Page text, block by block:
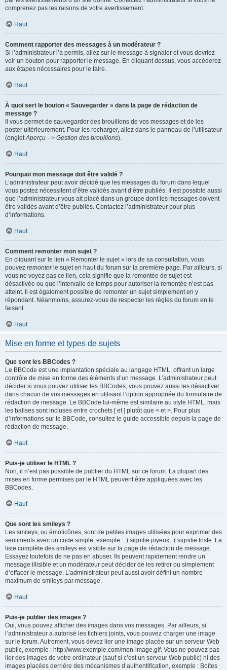
comprenez pas les raisons de votre avertissement.
Haut
Comment rapporter des messages à un modérateur ?
Si l’administrateur l’a permis, allez sur le message à signaler et vous devriez
voir un bouton pour rapporter le message. En cliquant dessus, vous accéderez
aux étapes nécessaires pour le faire.
Haut
À quoi sert le bouton « Sauvegarder » dans la page de rédaction de
message ?
Il vous permet de sauvegarder des brouillons de vos messages et de les
poster ultérieurement. Pour les recharger, allez dans le panneau de l’utilisateur
(ongletAperçu --> Gestion des brouillons).
Haut
Pourquoi mon message doit être validé ?
L’administrateur peut avoir décidé que les messages du forum dans lequel
vous postez nécessitent d’être validés avant d’être publiés. Il est possible aussi
que l’administrateur vous ait placé dans un groupe dont les messages doivent
être validés avant d’être publiés. Contactez l’administrateur pour plus
d’informations.
Haut
Comment remonter mon sujet ?
En cliquant sur le lien « Remonter le sujet » lors de sa consultation, vous
pouvez remonterle sujet en haut du forum sur la première page. Par ailleurs, si
vous ne voyez pas ce lien, cela signifie que la remontée de sujet est
désactivée ou que l’intervalle de temps pour autoriser la remontée n’est pas
atteint. Il est également possible de remonter un sujet simplement en y
répondant. Néanmoins, assurez-vous de respecter les règles du forum en le
faisant.
Haut
Mise en forme et types de sujets
Que sont les BBCodes ?
Le BBCode est une implantation spéciale au langage HTML, offrant un large
contrôle de mise en forme des éléments d’un message. L’administrateur peut
décider si vous pouvez utiliser les BBCodes, vous pouvez aussi les désactiver
dans chacun de vos messages en utilisant l’option appropriée du formulaire de
rédaction de message. Le BBCode lui-même est similaire au style HTML, mais
les balises sont incluses entre crochets [ et ] plutôt que < et >. Pour plus
d’informations sur le BBCode, consultez le guide accessible depuis la page de
rédaction de message.
Haut
Puis-je utiliser le HTML ?
Non, il n’est pas possible de publier du HTML sur ce forum. La plupart des
mises en forme permises par le HTML peuvent être appliquées avec les
BBCodes.
Haut
Que sont les smileys ?
Les smileys, ou émoticônes, sont de petites images utilisées pour exprimer des
sentiments avec un code simple, exemple : :) signifie joyeux, :( signifie triste. La
liste complète des smileys est visible sur la page de rédaction de message.
Essayez toutefois de ne pas en abuser. Ils peuvent rapidement rendre un
message illisible et un modérateur peut décider de les retirer ou simplement
d’effacer le message. L’administrateur peut aussi avoir défini un nombre
maximum de smileys par message.
Haut
Puis-je publier des images ?
Oui, vous pouvez afficher des images dans vos messages. Par ailleurs, si
l’administrateur a autorisé les fichiers joints, vous pouvez charger une image
sur le forum. Autrement, vous devez lier une image placée sur un serveur Web
public, exemple : http://www.exemple.com/mon-image.gif. Vous ne pouvez pas
lier des images de votre ordinateur (sauf si c’est un serveur Web public) ni des
images placées derrière des mécanismes d’authentification, exemple : Boîtes